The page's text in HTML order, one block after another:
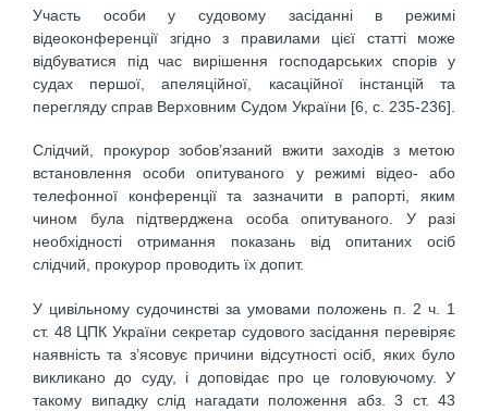
Участь особи у судовому засіданні в режимі
відеоконференції згідно з правилами цієї статті може
відбуватися під час вирішення господарських спорів у
судах першої, апеляційної, касаційної інстанцій та
перегляду справ Верховним Судом України [6, c. 235-236].
Слідчий, прокурор зобов’язаний вжити заходів з метою
встановлення особи опитуваного у режимі відео- або
телефонної конференції та зазначити в рапорті, яким
чином була підтверджена особа опитуваного. У разі
необхідності отримання показань від опитаних осіб
слідчий, прокурор проводить їх допит.
У цивільному судочинстві за умовами положень п. 2 ч. 1
ст. 48 ЦПК України секретар судового засідання перевіряє
наявність та з’ясовує причини відсутності осіб, яких було
викликано до суду, і доповідає про це головуючому. У
такому випадку слід нагадати положення абз. 3 ст. 43